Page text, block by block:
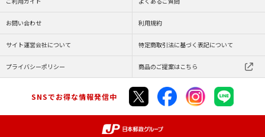
お問い合わせ 利用規約
サイト運営会社について 特定商取引法に基づく表記について
プライバシーポリシー 商品のご提案はこちら
SNSでお得な情報発信中